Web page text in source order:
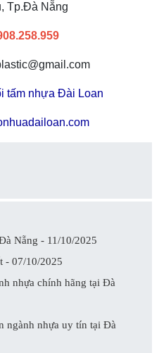
Tp.Đà Nẵng
tấm nhựa Đài Loan
Nẵng - 11/10/2025
- 07/10/2025
nhựa chính hãng tại Đà
ngành nhựa uy tín tại Đà